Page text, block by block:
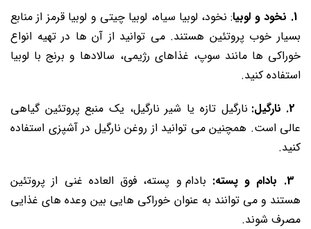
1. نخود و لوبیا
: نخود، لوبیا سیاه، لوبیا چیتی و لوبیا قرمز از منابع
بسیار خوب پروتئین هستند. می ‌توانید از آن‌ ها در تهیه انواع
خوراکی ‌ها مانند سوپ، غذاهای رژیمی، سالادها و برنج با لوبیا
استفاده کنید.
نارگیل تازه یا شیر نارگیل، یک منبع پروتئین گیاهی
عالی است. همچنین می ‌توانید از روغن نارگیل در آشپزی استفاده
کنید.
بادام و پسته، فوق ‌العاده غنی از پروتئین
هستند و می‌ توانند به عنوان خوراکی ‌هایی بین وعده‌ های غذایی
مصرف شوند.